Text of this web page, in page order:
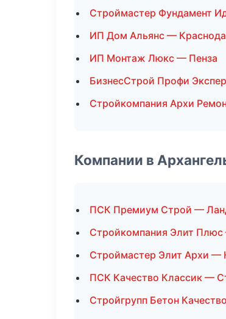
Строймастер Фундамент
ИП Дом Альянс —
ИП Монтаж Люкс — Пенза
БизнесСтрой Профи
Стройкомпания Архи
Компании в
ПСК Премиум Строй —
Стройкомпания Элит
Строймастер Элит Архи —
ПСК Качество Классик —
Стройгрупп Бетон